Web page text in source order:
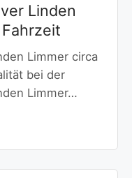
Linden
Limmer circa
bei der
Limmer…